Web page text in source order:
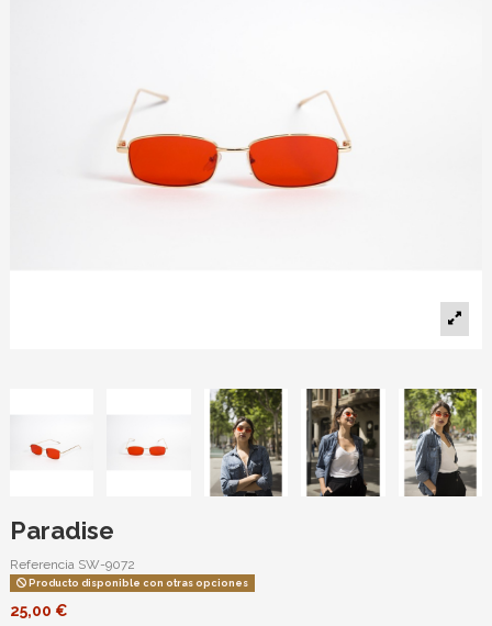
Paradise
Referencia SW-9072
Producto disponible con otras opciones
25,00 €